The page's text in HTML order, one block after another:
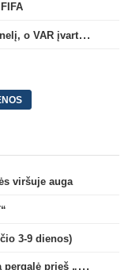
Brazilijoje įvartį šventęs žaidėjas įkrito į tunelį, o VAR įvartį atšaukė
viršuje auga
3-9 dienos)
Po dviejų M. Liužinaitės įvarčių – nelengva pergalė prieš „Bangą“